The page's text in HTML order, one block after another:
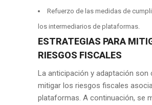
Refuerzo de las medidas de
los intermediarios de plataformas.
ESTRATEGIAS PARA
RIESGOS FISCALES
La anticipación y adaptación son
mitigar los riesgos fiscales
plataformas. A continuación, se